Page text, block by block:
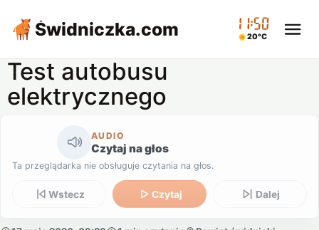
Świdniczka.com 11:50
20°C
Test autobusu
elektrycznego
AUDIO
Czytaj na głos
Ta przeglądarka nie obsługuje czytania na głos.
Wstecz Czytaj Dalej